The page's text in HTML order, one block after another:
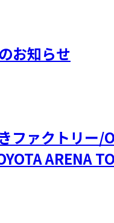
お知らせ
ァクトリー/
ARENA